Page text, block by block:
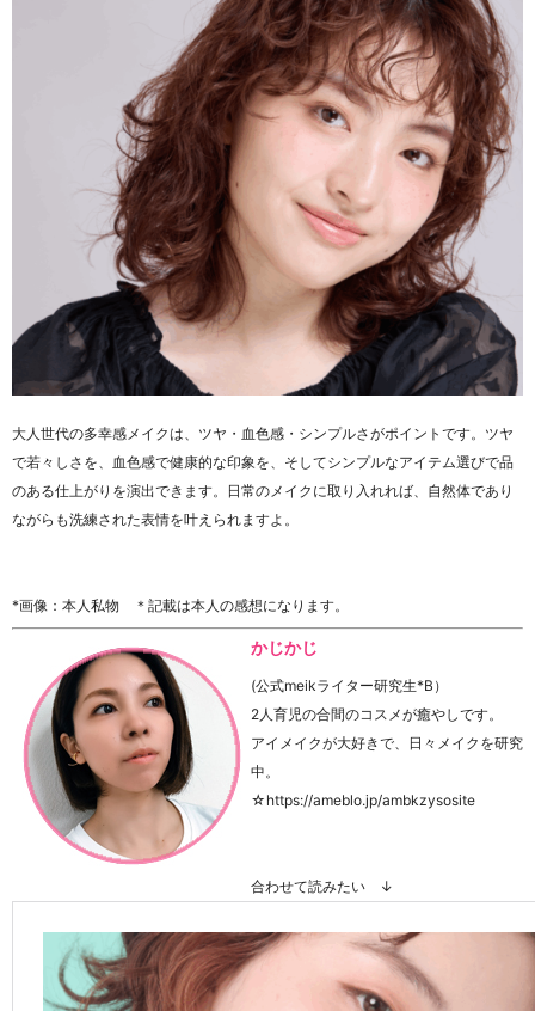
大人世代の多幸感メイクは、ツヤ・血色感・シンプルさがポイントです。ツヤ
で若々しさを、血色感で健康的な印象を、そしてシンプルなアイテム選びで品
のある仕上がりを演出できます。日常のメイクに取り入れれば、自然体であり
ながらも洗練された表情を叶えられますよ。
*画像：本人私物 ＊記載は本人の感想になります。
かじかじ
(公式meikライター研究生*B）
2人育児の合間のコスメが癒やしです。
アイメイクが大好きで、日々メイクを研究
中。
☆https://ameblo.jp/ambkzysosite
合わせて読みたい ↓